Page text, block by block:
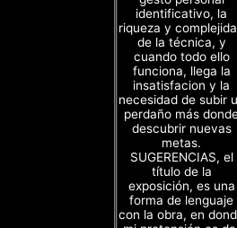
identificativo, la
riqueza y
de la técnica, y
cuando todo ello
funciona, llega la
insatisfacion y la
necesidad de subir
perdaño más
descubrir nuevas
metas.
SUGERENCIAS, el
título de la
exposición, es una
forma de lenguaje
con la obra, en